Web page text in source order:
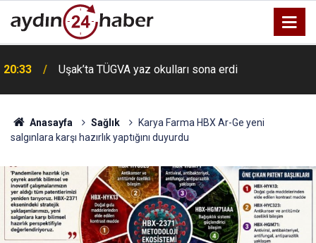
20:33 Uşak’ta TÜGVA yaz okulları sona erdi
Anasayfa Sağlık
Karya Farma HBX Ar-Ge yeni
salgınlara karşı hazırlık yaptığını duyurdu